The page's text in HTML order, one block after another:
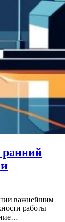
ранний
важнейшим
работы